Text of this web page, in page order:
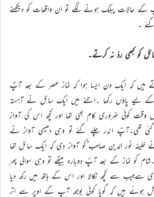
حالات پبلک ہونے لگے تو ان واقعات کو دیکھنے
۔
کو کبھی ردّ نہ کرتے۔
ہیں کہ ایک دن ایسا ہوا کہ نماز عصر کے بعد آپؑ
کے لیے پاؤں رکھا ۔اتنے میں ایک سائل نے آہستہ
کوئی ضروری کام بھی تھا اور کچھ اس کی آواز
تھی۔آپؑ اندر چلے گئے تو وہی دھیمی آواز نے
نور الدین صاحب ؓکو آواز دی کہ ایک سائل تھا
کو نماز کے بعد آپؑ دوبارہ بیٹھے تو وہی سوالی پھر
سے کچھ نکالا اور اس کے ہاتھ میں رکھ دیا
ہوئے ہیں کہ گویا کوئی بوجھ آپ کے اوپر سے اتر